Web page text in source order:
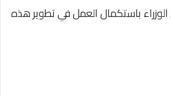
باستكمال العمل في تطوير هذه